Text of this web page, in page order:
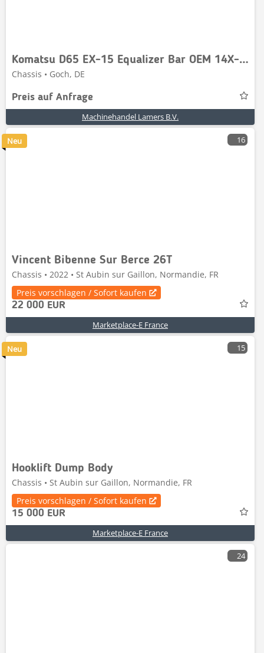
Komatsu D65 EX-15 Equalizer Bar OEM 14X-50-11110
Chassis • Goch, DE
Preis auf Anfrage
Machinehandel Lamers B.V.
16
Vincent Bibenne Sur Berce 26T
Chassis • 2022 • St Aubin sur Gaillon, Normandie, FR
Preis vorschlagen / Sofort kaufen
22 000 EUR
Marketplace-E France
Neu
15
Hooklift Dump Body
Chassis • St Aubin sur Gaillon, Normandie, FR
Preis vorschlagen / Sofort kaufen
15 000 EUR
Marketplace-E France
Neu
24